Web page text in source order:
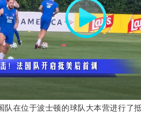
队在位于波士顿的球队大本营进行了